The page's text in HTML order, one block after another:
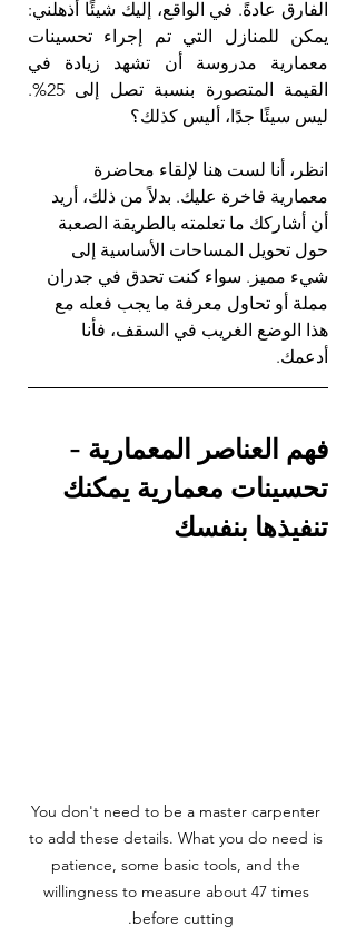
ليس سيئًا جدًا، أليس كذلك؟
انظر، أنا لست هنا لإلقاء محاضرة
معمارية فاخرة عليك. بدلاً من ذلك، أريد
أن أشاركك ما تعلمته بالطريقة الصعبة
حول تحويل المساحات الأساسية إلى
شيء مميز. سواء كنت تحدق في جدران
مملة أو تحاول معرفة ما يجب فعله مع
هذا الوضع الغريب في السقف، فأنا
أدعمك.
فهم العناصر المعمارية -
تحسينات معمارية يمكنك
تنفيذها بنفسك
You don't need to be a master carpenter
to add these details. What you do need is
patience, some basic tools, and the
willingness to measure about 47 times
before cutting.